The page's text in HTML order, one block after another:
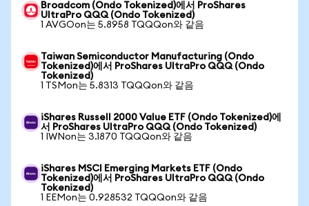
Broadcom (Ondo Tokenized)에서 ProShares
UltraPro QQQ (Ondo Tokenized)
1 AVGOon는 5.8958 TQQQon와 같음
Taiwan Semiconductor Manufacturing (Ondo
Tokenized)에서 ProShares UltraPro QQQ (Ondo
Tokenized)
1 TSMon는 5.8313 TQQQon와 같음
iShares Russell 2000 Value ETF (Ondo Tokenized)에
서 ProShares UltraPro QQQ (Ondo Tokenized)
1 IWNon는 3.1870 TQQQon와 같음
iShares MSCI Emerging Markets ETF (Ondo
Tokenized)에서 ProShares UltraPro QQQ (Ondo
Tokenized)
1 EEMon는 0.928532 TQQQon와 같음